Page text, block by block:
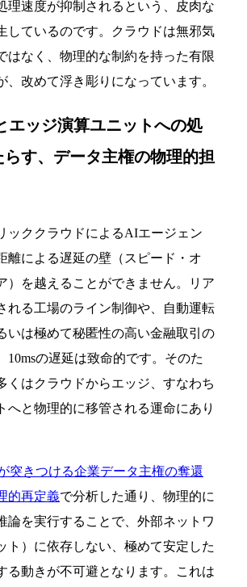
理速度が抑制されるという、皮肉な
しているのです。クラウドは無邪気
はなく、物理的な制約を持った有限
、改めて浮き彫りになっています。
エッジ演算ユニットへの処
す、データ主権の物理的担
ッククラウドによるAIエージェン
離による遅延の壁（スピード・オ
）を越えることができません。リア
れる工場のライン制御や、自動運転
いは極めて秘匿性の高い金融取引の
10msの遅延は致命的です。そのた
くはクラウドからエッジ、すなわち
へと物理的に移管される運命にあり
突きつける企業データ主権の奪還
的再定義で分析した通り、物理的に
論を実行することで、外部ネットワ
ト）に依存しない、極めて安定した
る動きが不可避となります。これは